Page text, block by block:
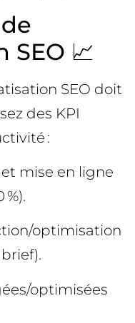
SEO 📈
SEO doit
des KPI
:
mise en ligne
optimisation
optimisées